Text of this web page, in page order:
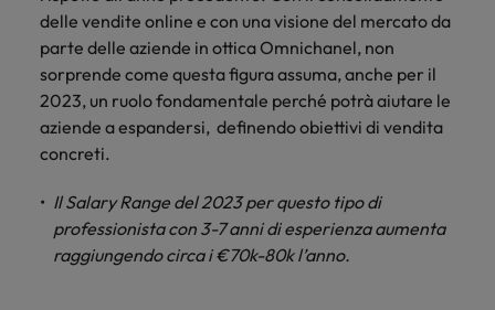
globale sulle
retribuzioni.
contatto
con i nostri
esperti del
settore per
discutere
delle
opportunità
del lavoro.
Singapore
Sud Corea
Spagna
Taiwan
Thailandia
Scopri di più
Scopri di più
Lavora con noi
Consulta le nostre offerte di lavoro
Cile
Cina
Germania
Hong Kong
Singapore
Sud Corea
Svizzera
Taiwan
delle vendite online e con una visione del mercato da
parte delle aziende in ottica Omnichanel, non
sorprende come questa figura assuma, anche per il
2023, un ruolo fondamentale perché potrà aiutare le
aziende a espandersi, definendo obiettivi di vendita
concreti.
Il Salary Range del 2023 per questo tipo di
professionista con 3-7 anni di esperienza aumenta
raggiungendo circa i €70k-80k l’anno.